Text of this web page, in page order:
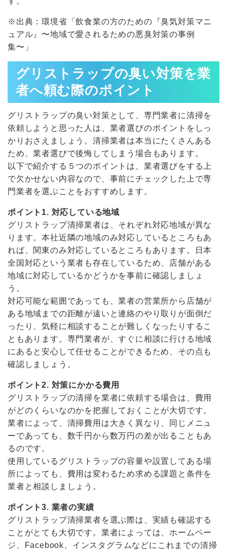
※出典：環境省「飲食業の方のための『臭気対策マニ
ュアル』〜地域で愛されるための悪臭対策の事例
集〜 」
グリストラップの臭い対策を業
者へ頼む際のポイント
グリストラップの臭い対策として、専門業者に清掃を
依頼しようと思った人は、業者選びのポイントをしっ
かりおさえましょう。清掃業者は本当にたくさんある
ため、業者選びで後悔してしまう場合もあります。
以下で紹介する５つのポイントは、業者選びをする上
で欠かせない内容なので、事前にチェックした上で専
門業者を選ぶことをおすすめします。
ポイント1. 対応している地域
グリストラップ清掃業者は、それぞれ対応地域が異な
ります。本社近隣の地域のみ対応しているところもあ
れば、関東のみ対応しているところもあります。日本
全国対応という業者も存在しているため、店舗がある
地域に対応しているかどうかを事前に確認しましょ
う。
対応可能な範囲であっても、業者の営業所から店舗が
ある地域までの距離が遠いと連絡のやり取りが面倒だ
ったり、気軽に相談することが難しくなったりするこ
ともあります。専門業者が、すぐに相談に行ける地域
にあると安心して任せることができるため、その点も
確認しましょう。
ポイント2. 対策にかかる費用
グリストラップの清掃を業者に依頼する場合は、費用
がどのくらいなのかを把握しておくことが大切です。
業者によって、清掃費用は大きく異なり、同じメニュ
ーであっても、数千円から数万円の差が出ることもあ
るのです。
使用しているグリストラップの容量や設置してある場
所によっても、費用は変わるため求める課題と条件を
業者と相談しましょう。
ポイント3. 業者の実績
グリストラップ清掃業者を選ぶ際は、実績も確認する
ことがとても大切です。業者によっては、ホームペー
ジ、Facebook、インスタグラムなどにこれまでの清掃